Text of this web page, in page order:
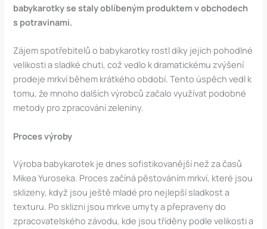
babykarotky se staly oblíbeným produktem v obchodech
s potravinami.
Zájem spotřebitelů o babykarotky rostl díky jejich pohodlné
velikosti a sladké chuti, což vedlo k dramatickému zvýšení
prodeje mrkví během krátkého období. Tento úspěch vedl k
tomu, že mnoho dalších výrobců začalo využívat podobné
metody pro zpracování zeleniny​.
Proces výroby
Výroba babykarotek je dnes sofistikovanější než za časů
Mikea Yuroseka. Proces začíná pěstováním mrkví, které jsou
sklizeny, když jsou ještě mladé pro nejlepší sladkost a
texturu. Po sklizni jsou mrkve umyty a přepraveny do
zpracovatelského závodu, kde jsou tříděny podle velikosti a